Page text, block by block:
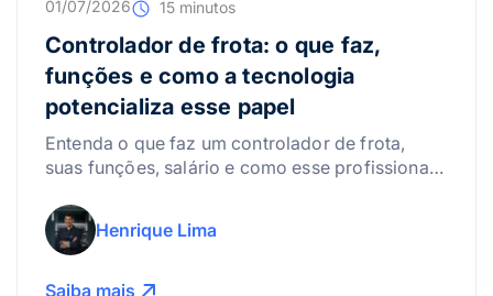
01/07/2026 15 minutos
Controlador de frota: o que faz,
funções e como a tecnologia
potencializa esse papel
Entenda o que faz um controlador de frota,
suas funções, salário e como esse profissional
produtividade da empresa
Henrique Lima
Saiba mais